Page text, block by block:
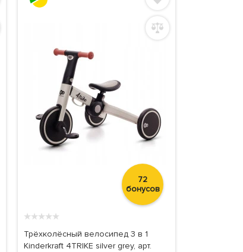
72
бонусов
★★★★★
Трёхколёсный велосипед 3 в 1
Kinderkraft 4TRIKE silver grey, арт.